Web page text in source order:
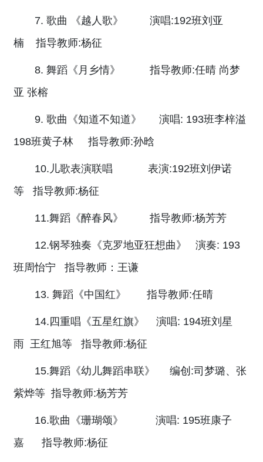
7. 歌曲 《越人歌》 演唱:192班刘亚
楠 指导教师:杨征
8. 舞蹈《月乡情》 指导教师:任晴 尚梦
亚 张榕
9. 歌曲《知道不知道》 演唱: 193班李梓溢
198班黄子林 指导教师:孙晗
10.儿歌表演联唱 表演:192班刘伊诺
等 指导教师:杨征
11.舞蹈《醉春风》 指导教师:杨芳芳
12.钢琴独奏《克罗地亚狂想曲》 演奏: 193
班周怡宁 指导教师：王谦
13. 舞蹈《中国红》 指导教师:任晴
14.四重唱《五星红旗》 演唱: 194班刘星
雨 王红旭等 指导教师:杨征
15.舞蹈《幼儿舞蹈串联》 编创:司梦璐、张
紫烨等 指导教师:杨芳芳
16.歌曲《珊瑚颂》 演唱: 195班康子
嘉 指导教师:杨征